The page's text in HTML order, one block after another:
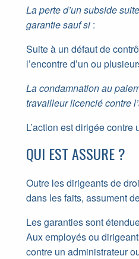
La perte d’un subside
garantie sauf si :
Suite à un défaut de
l’encontre d’un ou
La condamnation au
travailleur licencié contre
L’action est dirigée
QUI EST ASSURE ?
Outre les dirigeants de
dans les faits, assument
Les garanties sont
Aux employés ou
contre un administrateur